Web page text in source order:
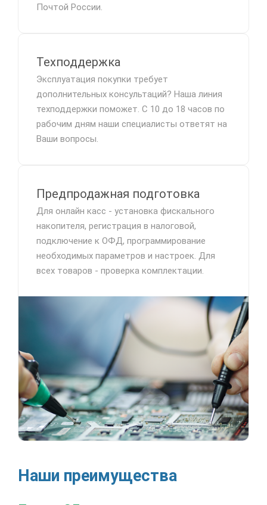
Почтой России.
Техподдержка
Эксплуатация покупки требует
дополнительных консультаций? Наша линия
техподдержки поможет. С 10 до 18 часов по
рабочим дням наши специалисты ответят на
Ваши вопросы.
Предпродажная подготовка
Для онлайн касс - установка фискального
накопителя, регистрация в налоговой,
подключение к ОФД, программирование
необходимых параметров и настроек. Для
всех товаров - проверка комплектации.
Наши преимущества